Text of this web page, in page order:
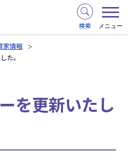
検索 メニュー
家情報
た。
を更新いたし